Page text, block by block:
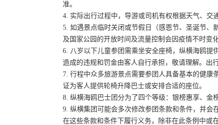
准。
4. 实际出行过程中，导游或司机有权根据天气、
5. 如遇景点临时关闭或节假日（感恩节、圣诞节
及国家公园的开放时间及流量控制会因疫情不时变
6. 八岁以下儿童参团需乘坐安全座椅，纵横海鸥提
造成的违规和罚金由客人自行承担，敬请理解。出
7. 行程中众多旅游景点需要参团人具备基本的健
证为客人提供轮椅升降巴士或安排合适的座位。
8. 纵横海鸥巴士团分为了四个等级：银榜惠享、金
9. 纵横集团可能会多次修改参团条款和条件，并
在这些条款和条件下履行义务，除非在此条例中或